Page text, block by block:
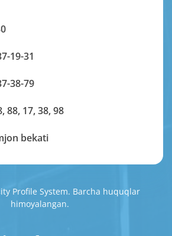
19-31
38-79
88, 17, 38, 98
bekati
Profile System. Barcha huquqlar
himoyalangan.